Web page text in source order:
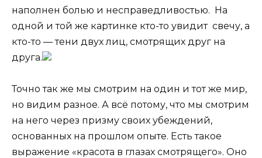
наполнен болью и несправедливостью. На
одной и той же картинке кто-то увидит свечу, а
кто-то — тени двух лиц, смотрящих друг на
друга.
Точно так же мы смотрим на один и тот же мир,
но видим разное. А всё потому, что мы смотрим
на него через призму своих убеждений,
основанных на прошлом опыте. Есть такое
выражение «красота в глазах смотрящего». Оно